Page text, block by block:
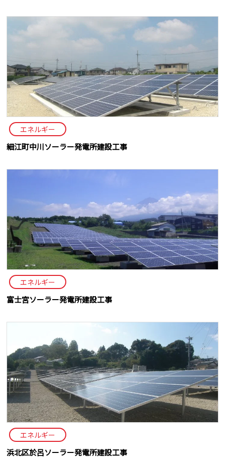
エネルギー
細江町中川ソーラー発電所建設工事
エネルギー
富士宮ソーラー発電所建設工事
エネルギー
浜北区於呂ソーラー発電所建設工事